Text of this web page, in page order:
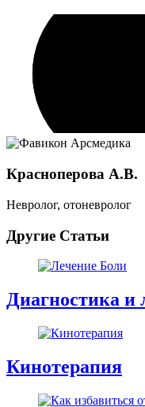
Красноперова А.В.
Невролог, отоневролог
Другие Статьи
Диагностика и
Кинотерапия